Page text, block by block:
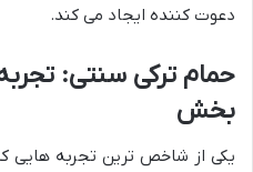
دعوت کننده ایجاد می کند.
حمام ترکی سنتی:
بخش
یکی از شاخص ترین تجربه هایی